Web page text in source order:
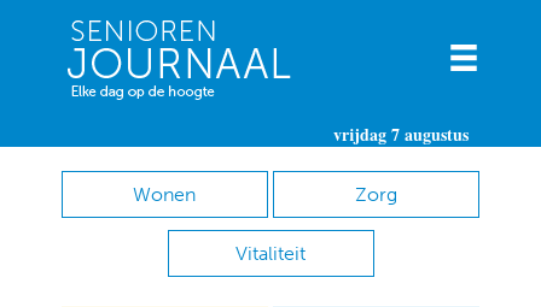
vrijdag 7 augustus
Wonen Zorg
Vitaliteit